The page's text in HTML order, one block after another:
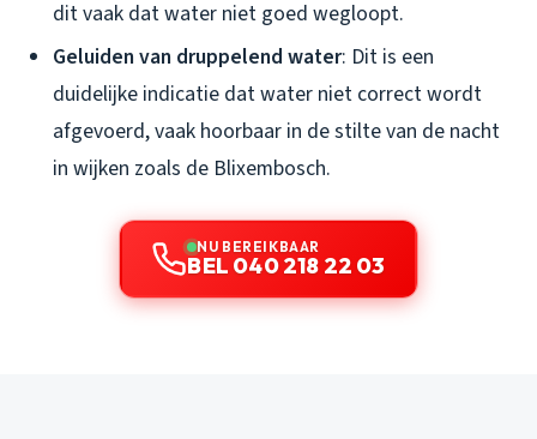
dit vaak dat water niet goed wegloopt.
Geluiden van druppelend water: Dit is een
duidelijke indicatie dat water niet correct wordt
afgevoerd, vaak hoorbaar in de stilte van de nacht
in wijken zoals de Blixembosch.
NU BEREIKBAAR
BEL 040 218 22 03